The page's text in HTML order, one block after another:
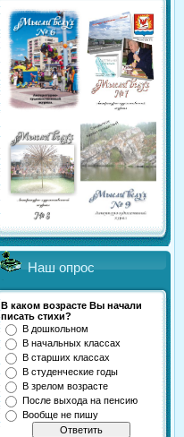
Наш опрос
В каком возрасте Вы начали
писать стихи?
В дошкольном
В начальных классах
В старших классах
В студенческие годы
В зрелом возрасте
После выхода на пенсию
Вообще не пишу